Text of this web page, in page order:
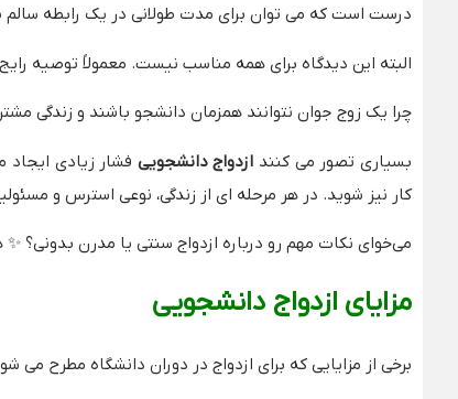
درست است که می‌ توان برای مدت طولانی در یک رابطه سالم
البته این دیدگاه برای همه مناسب نیست. معمولاً توصیه
چرا یک زوج جوان نتوانند همزمان دانشجو باشند و زندگی
بسیاری تصور می‌ کنند ازدواج دانشجویی فشار زیادی ایجاد
کار نیز شوید. در هر مرحله‌ ای از زندگی، نوعی استرس و
می‌خوای نکات مهم رو درباره ازدواج سنتی یا مدرن بدونی؟
مزایای ازدواج دانشجویی
برخی از مزایایی که برای ازدواج در دوران دانشگاه مطرح می‌